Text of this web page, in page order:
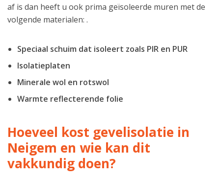
af is dan heeft u ook prima geïsoleerde muren met de
volgende materialen: .
Speciaal schuim dat isoleert zoals PIR en PUR
Isolatieplaten
Minerale wol en rotswol
Warmte reflecterende folie
Hoeveel kost gevelisolatie in
Neigem en wie kan dit
vakkundig doen?